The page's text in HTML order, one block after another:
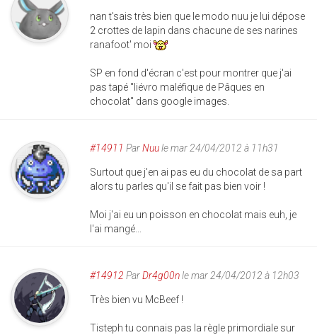
nan t'sais très bien que le modo nuu je lui dépose
2 crottes de lapin dans chacune de ses narines
ranafoot' moi
SP en fond d'écran c'est pour montrer que j'ai
pas tapé "liévro maléfique de Pâques en
chocolat" dans google images.
#14911 ParNuule mar 24/04/2012 à 11h31
Surtout que j'en ai pas eu du chocolat de sa part
alors tu parles qu'il se fait pas bien voir !
Moi j'ai eu un poisson en chocolat mais euh, je
l'ai mangé...
#14912 ParDr4g00nle mar 24/04/2012 à 12h03
Très bien vu McBeef !
Tisteph tu connais pas la règle primordiale sur